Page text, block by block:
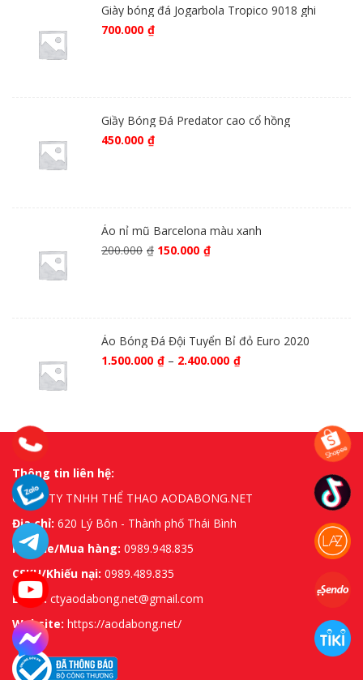
Giày bóng đá Jogarbola Tropico 9018 ghi
700.000 ₫
Giầy Bóng Đá Predator cao cổ hồng
450.000 ₫
Áo nỉ mũ Barcelona màu xanh
200.000 ₫ 150.000 ₫
Áo Bóng Đá Đội Tuyển Bỉ đỏ Euro 2020
1.500.000 ₫ – 2.400.000 ₫
Thông tin liên hệ:
CÔNG TY TNHH THỂ THAO AODABONG.NET
Địa chỉ: 620 Lý Bôn - Thành phố Thái Bình
Hotline/Mua hàng: 0989.948.835
CSKH/Khiếu nại: 0989.489.835
Email:ctyaodabong.net@gmail.com
Website: https://aodabong.net/